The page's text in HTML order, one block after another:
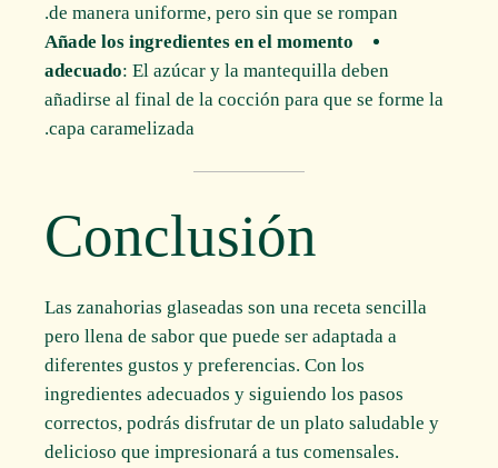
de manera uniforme, pero sin que se rompan.
Añade los ingredientes en el momento
adecuado: El azúcar y la mantequilla deben
añadirse al final de la cocción para que se forme la
capa caramelizada.
Conclusión
Las zanahorias glaseadas son una receta sencilla
pero llena de sabor que puede ser adaptada a
diferentes gustos y preferencias. Con los
ingredientes adecuados y siguiendo los pasos
correctos, podrás disfrutar de un plato saludable y
delicioso que impresionará a tus comensales.